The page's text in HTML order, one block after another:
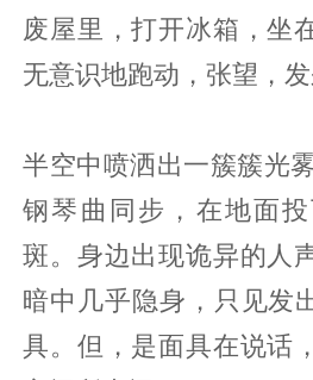
废屋里，打开冰箱，坐
无意识地跑动，张望，发
半空中喷洒出一簇簇光
钢琴曲同步，在地面
斑。身边出现诡异的人
暗中几乎隐身，只见发
具。但，是面具在说话